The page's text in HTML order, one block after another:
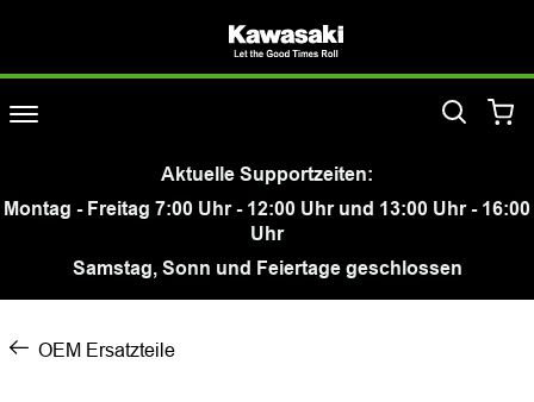
Aktuelle Supportzeiten:
Montag - Freitag 7:00 Uhr - 12:00 Uhr und 13:00 Uhr - 16:00
Uhr
Samstag, Sonn und Feiertage geschlossen
OEM Ersatzteile